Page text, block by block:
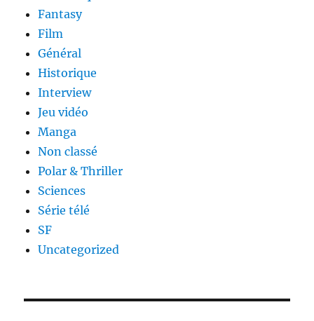
Fantasy
Film
Général
Historique
Interview
Jeu vidéo
Manga
Non classé
Polar & Thriller
Sciences
Série télé
SF
Uncategorized